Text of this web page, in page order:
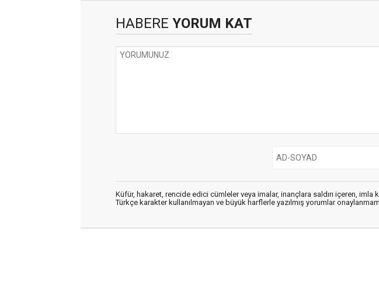
HABERE YORUM KAT
Küfür, hakaret, rencide edici cümleler veya imalar, inançlara saldırı içeren, imla
Türkçe karakter kullanılmayan ve büyük harflerle yazılmış yorumlar